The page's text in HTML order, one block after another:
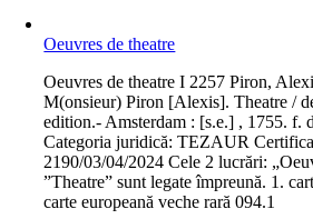
Oeuvres de theatre
Oeuvres de theatre I 2257 Piron,
M(onsieur) Piron [Alexis]. Theatre /
edition.- Amsterdam : [s.e.] , 1755. f.
Categoria juridică: TEZAUR
2190/03/04/2024 Cele 2 lucrări:
”Theatre” sunt legate împreună. 1.
carte europeană veche rară 094.1